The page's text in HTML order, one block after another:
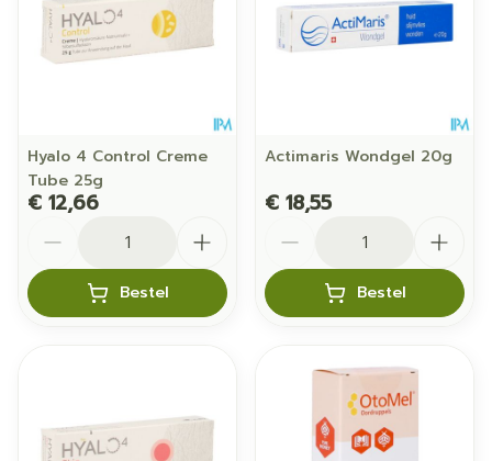
Hyalo 4 Control Creme
Tube 25g
€ 12,66
Bestel
Actimaris Wondgel 20g
€ 18,55
Bestel